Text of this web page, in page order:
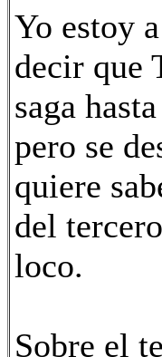
Yo estoy
decir que
saga
pero se
quiere
del
loco.
Sobre el